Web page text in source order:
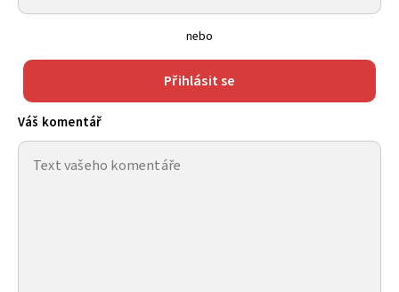
nebo
Přihlásit se
Váš komentář